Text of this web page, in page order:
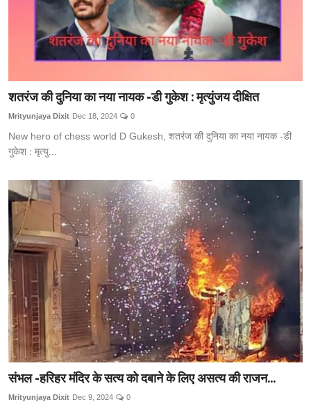
शतरंज की दुनिया का नया नायक -डी गुकेश : मृत्युंजय दीक्षित
Mrityunjaya Dixit Dec 18, 2024 0
New hero of chess world D Gukesh, शतरंज की दुनिया का नया नायक -डी
गुकेश : मृत्यु...
संभल -हरिहर मंदिर के सत्य को दबाने के लिए असत्य की राजन...
Mrityunjaya Dixit Dec 9, 2024 0